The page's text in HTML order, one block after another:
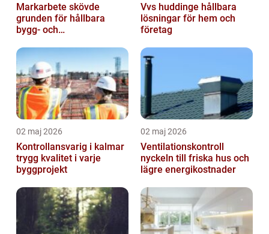
Markarbete skövde
grunden för hållbara
bygg- och
Vvs huddinge hållbara
lösningar för hem och
företag
02 maj 2026
Kontrollansvarig i kalmar
trygg kvalitet i varje
byggprojekt
02 maj 2026
Ventilationskontroll
nyckeln till friska hus och
lägre energikostnader